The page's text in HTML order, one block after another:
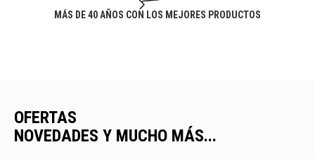
MÁS DE 40 AÑOS CON LOS MEJORES PRODUCTOS
OFERTAS
NOVEDADES Y MUCHO MÁS...